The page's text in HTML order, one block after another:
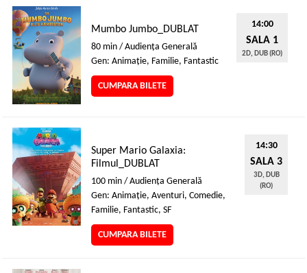
Mumbo Jumbo_DUBLAT
80 min / Audienţa Generală
Gen: Animaţie, Familie, Fantastic
CUMPARA BILETE
14:00
SALA 1
2D, DUB (RO)
Super Mario Galaxia:
Filmul_DUBLAT
100 min / Audienţa Generală
Gen: Animaţie, Aventuri, Comedie,
Familie, Fantastic, SF
CUMPARA BILETE
14:30
SALA 3
3D, DUB
(RO)